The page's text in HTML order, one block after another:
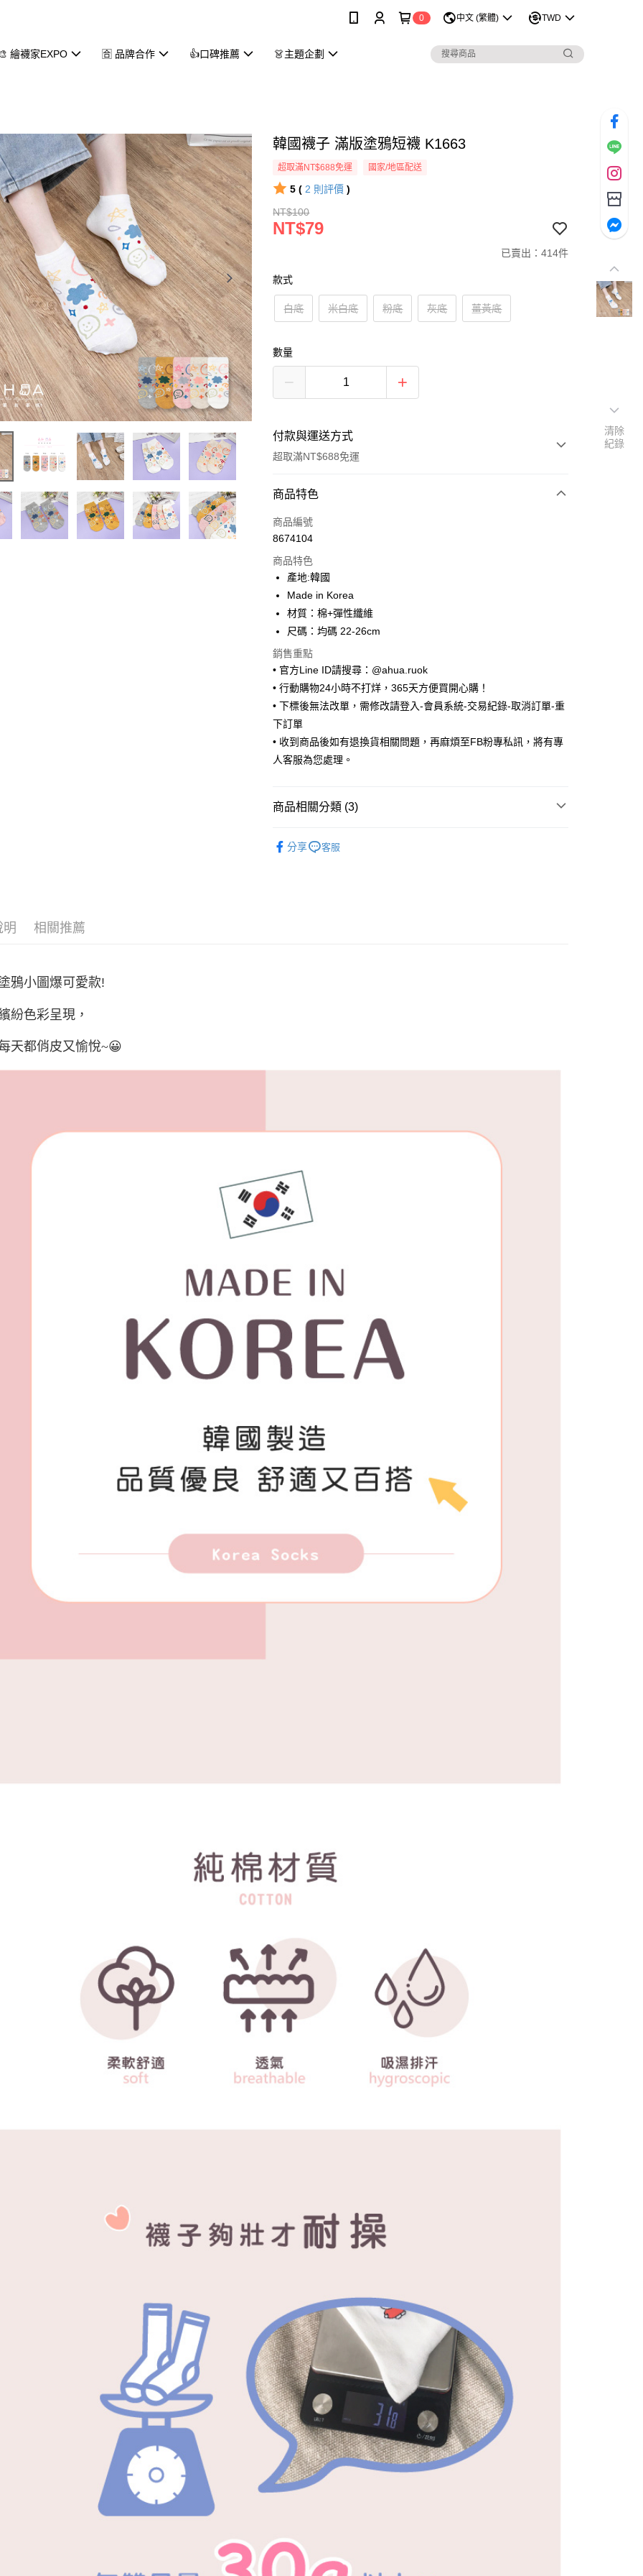
0 中文 (繁體) TWD
繪襪家EXPO 🈴 品牌合作 👍口碑推薦 👗主題企劃
韓國襪子 滿版塗鴉短襪 K1663
超取滿NT$688免運 國家/地區配送
5 ( 2 則評價 )
NT$100
NT$79
已賣出：414件
款式
白底 米白底 粉底 灰底 薑黃底
數量
付款與運送方式
超取滿NT$688免運
付款方式
信用卡一次付款
LINE Pay
Apple Pay
街口支付
悠遊付
運送方式
全家取貨付款
付款後全家取貨
7-11取貨付款
商品特色
商品編號
8674104
商品特色
產地:韓國
Made in Korea
材質：棉+彈性纖維
尺碼：均碼 22-26cm
銷售重點
• 官方Line ID請搜尋：@ahua.ruok
• 行動購物24小時不打烊，365天方便買開心購！
• 下標後無法改單，需修改請登入-會員系統-交易紀錄-取消訂單-重
下訂單
• 收到商品後如有退換貨相關問題，再麻煩至FB粉專私訊，將有專
人客服為您處理。
商品相關分類 (3)
分享 客服
明 相關推薦
鴉小圖爆可愛款!
紛色彩呈現，
天都俏皮又愉悅~😀
清除
紀錄